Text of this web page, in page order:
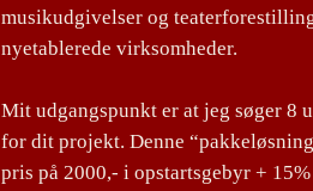
musikudgivelser og
nyetablerede virksomheder.
Mit udgangspunkt er at jeg søger 8
for dit projekt. Denne
pris på 2000,- i opstartsgebyr +